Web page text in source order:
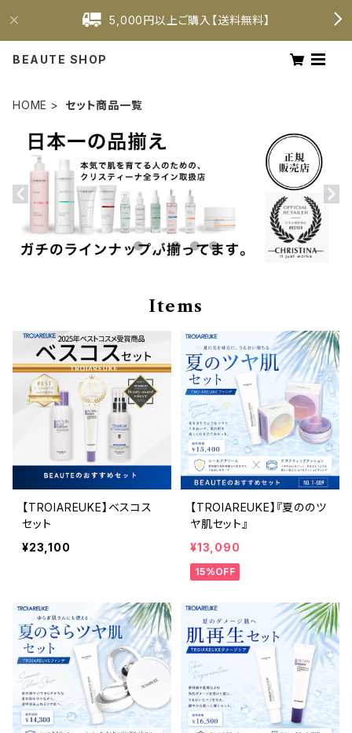
5,000円以上ご購入【送料無料】
BEAUTE SHOP
HOME セット商品一覧
Items
【TROIAREUKE】ベスコス
セット
¥23,100
【TROIAREUKE】『夏ののツ
ヤ肌セット』
¥13,090
15%OFF